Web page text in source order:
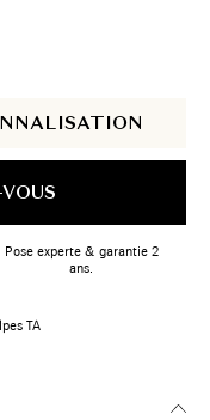
Pose experte & garantie 2
ans.
TA